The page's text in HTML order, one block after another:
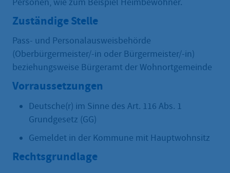
Personen, wie zum Beispiel Heimbewohner.
Zuständige Stelle
Pass- und Personalausweisbehörde
(Oberbürgermeister/-in oder Bürgermeister/-in)
beziehungsweise Bürgeramt der Wohnortgemeinde
Vorraussetzungen
Deutsche(r) im Sinne des Art. 116 Abs. 1
Grundgesetz (GG)
Gemeldet in der Kommune mit Hauptwohnsitz
Rechtsgrundlage